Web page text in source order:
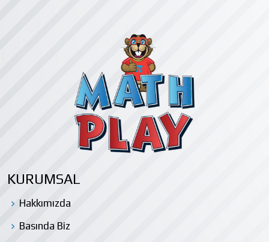
KURUMSAL
Hakkımızda
Basında Biz